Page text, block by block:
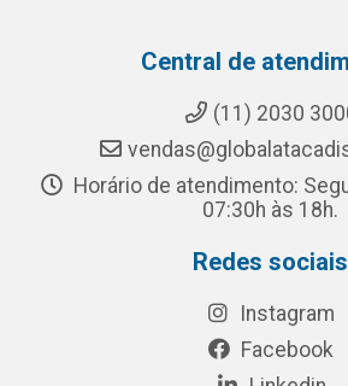
Central de
(11) 2030
Horário de atendimento:
07:30h às 18h.
Redes sociais
Instagram
Facebook